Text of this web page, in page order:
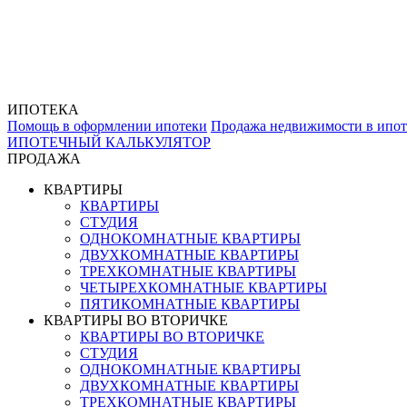
ИПОТЕКА
Помощь в оформлении ипотеки Продажа недвижимости в
ИПОТЕЧНЫЙ КАЛЬКУЛЯТОР
ПРОДАЖА
КВАРТИРЫ
КВАРТИРЫ
СТУДИЯ
ОДНОКОМНАТНЫЕ КВАРТИРЫ
ДВУХКОМНАТНЫЕ КВАРТИРЫ
ТРЕХКОМНАТНЫЕ КВАРТИРЫ
ЧЕТЫРЕХКОМНАТНЫЕ КВАРТИРЫ
ПЯТИКОМНАТНЫЕ КВАРТИРЫ
КВАРТИРЫ ВО ВТОРИЧКЕ
КВАРТИРЫ ВО ВТОРИЧКЕ
СТУДИЯ
ОДНОКОМНАТНЫЕ КВАРТИРЫ
ДВУХКОМНАТНЫЕ КВАРТИРЫ
ТРЕХКОМНАТНЫЕ КВАРТИРЫ